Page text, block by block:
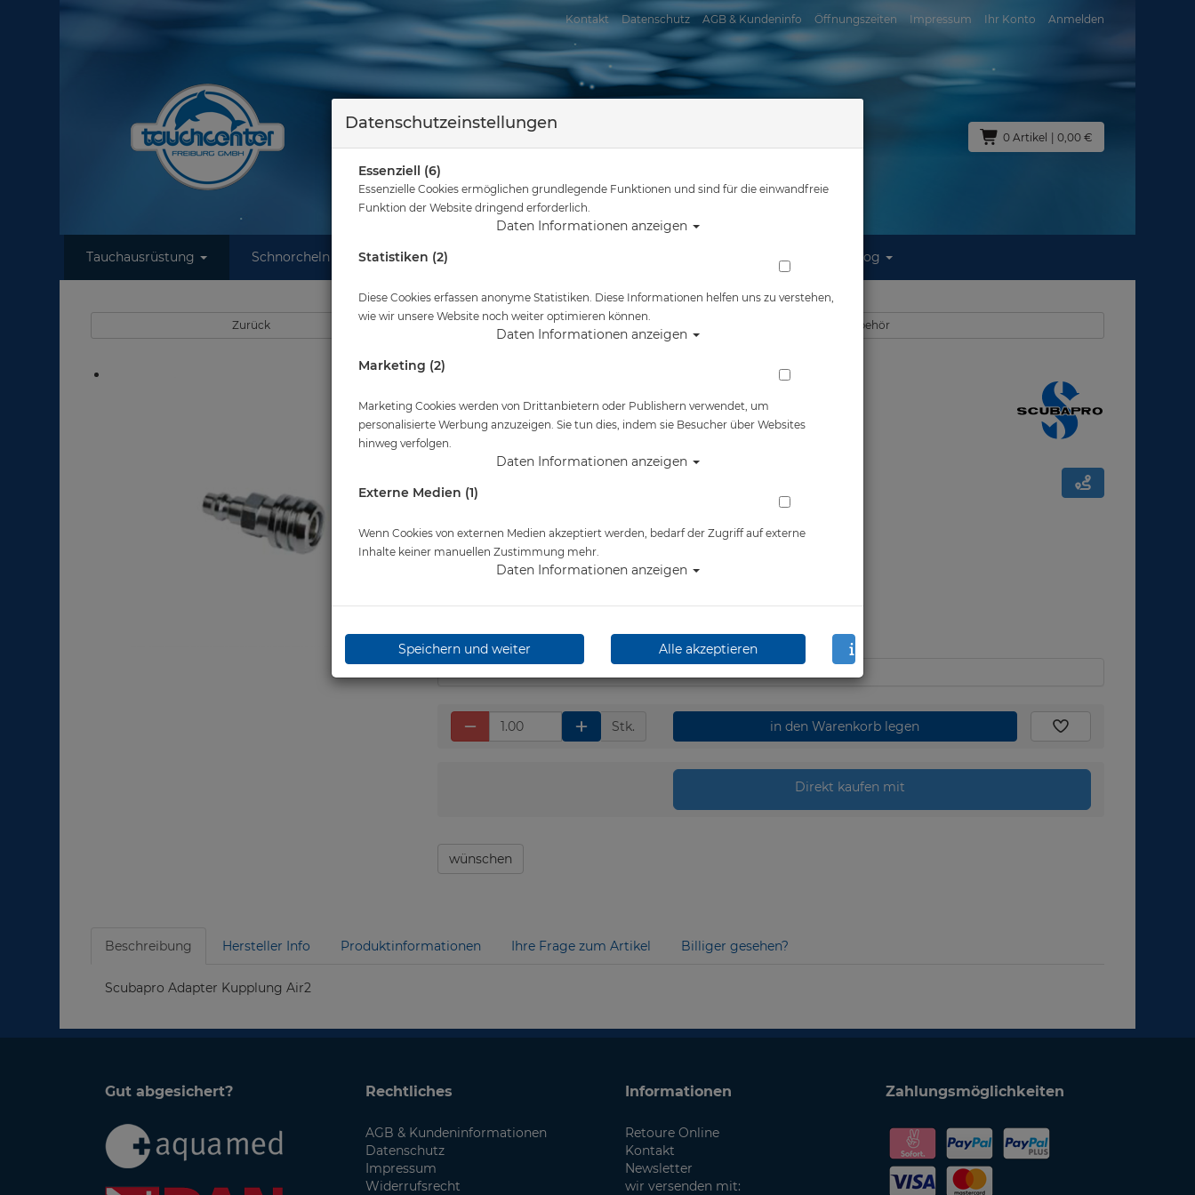
Kontakt Datenschutz AGB & Kundeninfo Öffnungszeiten Impressum Ihr Konto Anmelden
0 Artikel | 0,00 €
Tauchausrüstung Schnorcheln Wassersport Reisen Blog
Sie sind hier Tauchausrüstung Scubapro Adapter Kupplung Air2
Zurück Alle Artikel zeigen aus: Atemregler - Zubehör
Scubapro Adapter Kupplung Air2
Artikelnr.: scu-21080626
Herstellerpreis: 51,00 €
48,50 €*
Stk. in den Warenkorb legen
Direkt kaufen mit
wünschen
Beschreibung Hersteller Info Produktinformationen Ihre Frage zum Artikel Billiger gesehen?
Scubapro Adapter Kupplung Air2
Gut abgesichert? Rechtliches
AGB & Kundeninformationen
Datenschutz
Impressum
Widerrufsrecht
Informationen
Retoure Online
Kontakt
Newsletter
wir versenden mit:
Zahlungsmöglichkeiten
Datenschutzeinstellungen
Essenziell (6)
Essenzielle Cookies ermöglichen grundlegende Funktionen und sind für die einwandfreie
Funktion der Website dringend erforderlich.
Daten Informationen anzeigen
Statistiken (2)
Diese Cookies erfassen anonyme Statistiken. Diese Informationen helfen uns zu verstehen,
wie wir unsere Website noch weiter optimieren können.
Daten Informationen anzeigen
Marketing (2)
Marketing Cookies werden von Drittanbietern oder Publishern verwendet, um
personalisierte Werbung anzuzeigen. Sie tun dies, indem sie Besucher über Websites
hinweg verfolgen.
Daten Informationen anzeigen
Externe Medien (1)
Wenn Cookies von externen Medien akzeptiert werden, bedarf der Zugriff auf externe
Inhalte keiner manuellen Zustimmung mehr.
Daten Informationen anzeigen
Speichern und weiter Alle akzeptieren